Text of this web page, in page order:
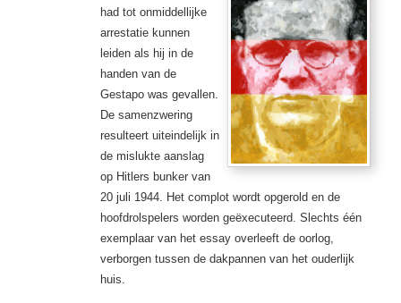
had tot onmiddellijke
arrestatie kunnen
leiden als hij in de
handen van de
Gestapo was gevallen.
De samenzwering
resulteert uiteindelijk in
de mislukte aanslag
op Hitlers bunker van
20 juli 1944. Het complot wordt opgerold en de
hoofdrolspelers worden geëxecuteerd. Slechts één
exemplaar van het essay overleeft de oorlog,
verborgen tussen de dakpannen van het ouderlijk
huis.